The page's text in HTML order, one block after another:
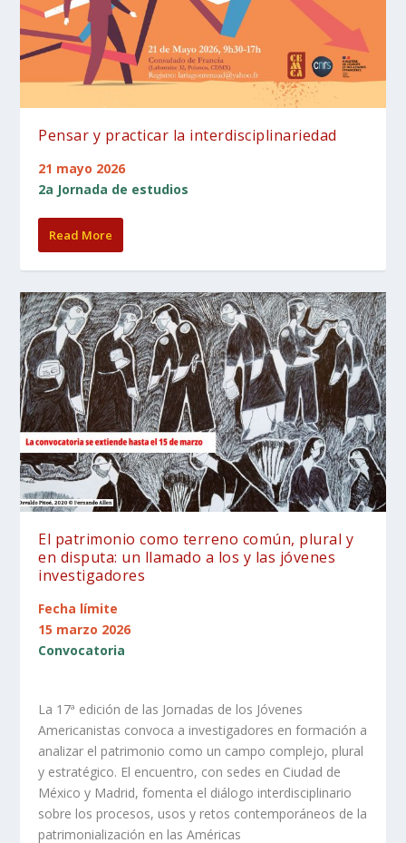
Pensar y practicar la interdisciplinariedad
21 mayo 2026
2a Jornada de estudios
Read More
El patrimonio como terreno común, plural y
en disputa: un llamado a los y las jóvenes
investigadores
Fecha límite
15 marzo 2026
Convocatoria
La 17ª edición de las Jornadas de los Jóvenes
Americanistas convoca a investigadores en formación a
analizar el patrimonio como un campo complejo, plural
y estratégico. El encuentro, con sedes en Ciudad de
México y Madrid, fomenta el diálogo interdisciplinario
sobre los procesos, usos y retos contemporáneos de la
patrimonialización en las Américas